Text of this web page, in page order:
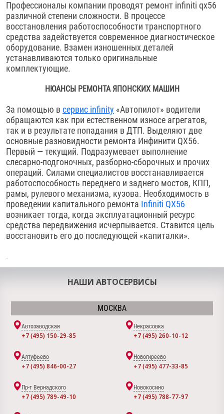
Профессионалы компании проводят ремонт infiniti qx56
различной степени сложности. В процессе
восстановления работоспособности транспортного
средства задействуется современное диагностическое
оборудование. Взамен изношенных деталей
устанавливаются только оригинальные
комплектующие.
НЮАНСЫ РЕМОНТА ЯПОНСКИХ МАШИН
За помощью в сервис infinity «Автопилот» водители
обращаются как при естественном износе агрегатов,
так и в результате попадания в ДТП. Выделяют две
основные разновидности ремонта Инфинити QX56.
Первый — текущий. Подразумевает выполнение
слесарно-подгоночных, разборно-сборочных и прочих
операций. Силами специалистов восстанавливается
работоспособность переднего и заднего мостов, КПП,
рамы, рулевого механизма, кузова. Необходимость в
проведении капитального ремонта Infiniti QX56
возникает тогда, когда эксплуатационный ресурс
средства передвижения исчерпывается. Ставится цель
восстановить его до последующей «капиталки».
НАШИ АВТОСЕРВИСЫ
МОСКВА
Автозаводская
+7 (495) 150-29-85
Некрасовка
+7 (495) 260-10-12
Алтуфьево
+7 (495) 846-00-27
Новогиреево
+7 (495) 477-33-85
Пр-т Вернадского
+7 (495) 789-49-10
Новокосино
+7 (495) 788-77-97